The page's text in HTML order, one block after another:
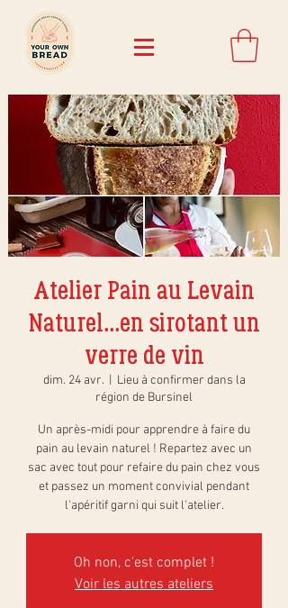
Atelier Pain au Levain
Naturel...en sirotant un
verre de vin
dim. 24 avr.
  |
Lieu à confirmer dans la
région de Bursinel
Un après-midi pour apprendre à faire du
pain au levain naturel ! Repartez avec un
sac avec tout pour refaire du pain chez vous
et passez un moment convivial pendant
l'apéritif garni qui suit l'atelier.
Oh non, c'est complet !
Voir les autres ateliers